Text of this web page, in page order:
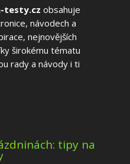
testy.cz obsahuje
návodech a
nejnovějších
širokému tématu
rady a návody i ti
tipy na